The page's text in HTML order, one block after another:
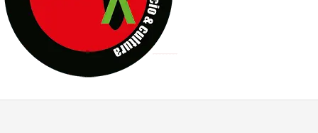
D’BALDOMEROS REINVENTAN [BITÁCORA 3.0] EN EXVITA
MARSHALL FLASH PRESENTA EN EXVITA [RELATIVA
JOFRE BARDAGÍ EN EXVITA INTERPRETANDO A SERRAT